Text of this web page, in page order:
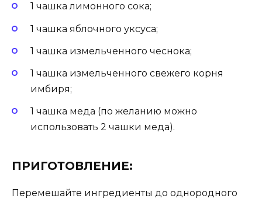
1 чашка лимонного сока;
1 чашка яблочного уксуса;
1 чашка измельченного чеснока;
1 чашка измельченного свежего корня
имбиря;
1 чашка меда (по желанию можно
использовать 2 чашки меда).
ПРИГОТОВЛЕНИЕ:
Перемешайте ингредиенты до однородного